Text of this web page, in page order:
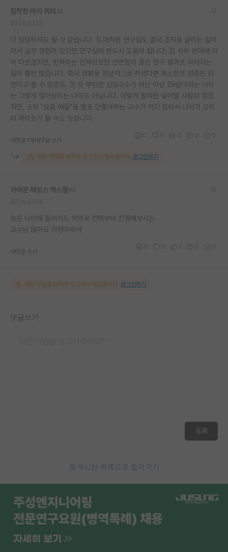
침착한 마리 퀴리
더 당당하셔도 될 것 같습니다. 1) 대학원 연구실도 결국 조직을 굴리는 일이
라서 실무 경험이 있으면 연구실에 반드시 도움이 됩니다. 2) 세부 분야에 따
라 다르겠지만, 번뜩이는 천재성보단 근면함이 좋은 연구 결과로 이어지는
일이 훨씬 많습니다. 회사 생활을 정상적으로 하셨다면 최소한의 검증은 되
었다고 볼 수 있겠죠. 3) 갓 부임한 신임교수가 아닌 이상 29살이라는 나이
는 그렇게 많아보이는 나이도 아닙니다. 이렇게 말하면 싫어할 사람이 많겠
지만, 소위 "요즘 애들"을 별로 안좋아하는 교수가 적지 않아서 나이가 오히
려 메리트가 될 수도 있습니다.
대댓글 1개 대댓글 쓰기
해당 댓글을 보려면 로그인이 필요합니다. 로그인하기
귀여운 제임스 맥스웰
늦은 나이에 들어가도 의외로 컨택부터 진행해보시는
교수님 많아요 걱정마세여
대댓글 쓰기
해당 댓글을 보려면 로그인이 필요합니다. 로그인하기
댓글쓰기
등록
게시판 목록으로 돌아가기